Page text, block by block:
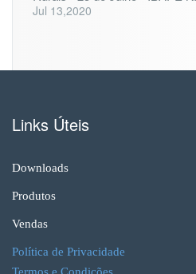
Jul 13,2020
Links Úteis
Downloads
Produtos
Vendas
Política de Privacidade